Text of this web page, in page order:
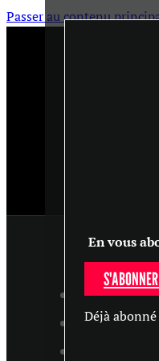
Passer au contenu
ARTICLES
MASTERCLASS
En vous
Déjà abonné